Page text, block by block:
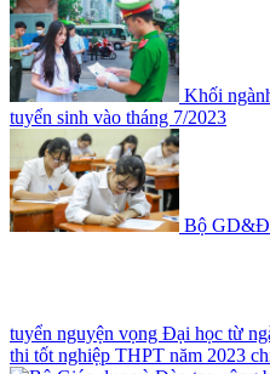
Khối
tuyển sinh vào tháng 7/2023
Bộ
tuyển nguyện vọng Đại học từ
thi tốt nghiệp THPT năm 2023